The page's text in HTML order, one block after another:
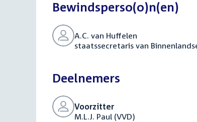
Bewindsperso(o)n(en)
A.C. van Huffelen
staatssecretaris van
Deelnemers
Voorzitter
M.L.J. Paul (VVD)